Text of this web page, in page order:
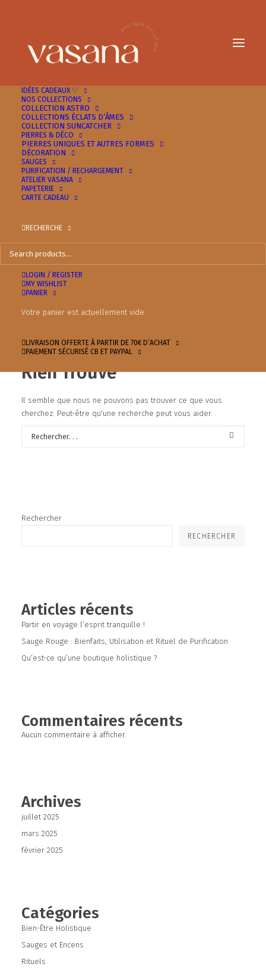
IDÉES CADEAUX ♡
NOS COLLECTIONS
COLLECTION ASTRO
COLLECTIONS ÉCLATS D’ÂMES
COLLECTION SUNCATCHER
PIERRES & DÉCO
PIERRES UNIQUES ET AUTRES FORMES
DÉCORATION
SAUGES
PURIFICATION / RECHARGEMENT
ATELIER VASANA
PAPETERIE
CARTE CADEAU
RECHERCHE
LOGIN / REGISTER
MY WISHLIST
PANIER
Votre panier est actuellement vide.
LIVRAISON OFFERTE À PARTIR DE 70€ D’ACHAT
PAIEMENT SÉCURISÉ CB ET PAYPAL
Rien Trouvé
Il semble que nous ne pouvons pas trouver ce que vous
cherchez. Peut-être qu'une recherche peut vous aider.
Rechercher
RECHERCHER
Articles récents
Partir en voyage l’esprit tranquille !
Sauge Rouge : Bienfaits, Utilisation et Rituel de Purification
Qu’est-ce qu’une boutique holistique ?
Commentaires récents
Aucun commentaire à afficher.
Archives
juillet 2025
mars 2025
février 2025
Catégories
Bien-Être Holistique
Sauges et Encens
Rituels